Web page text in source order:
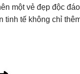
một vẻ đẹp độc
tế không chỉ